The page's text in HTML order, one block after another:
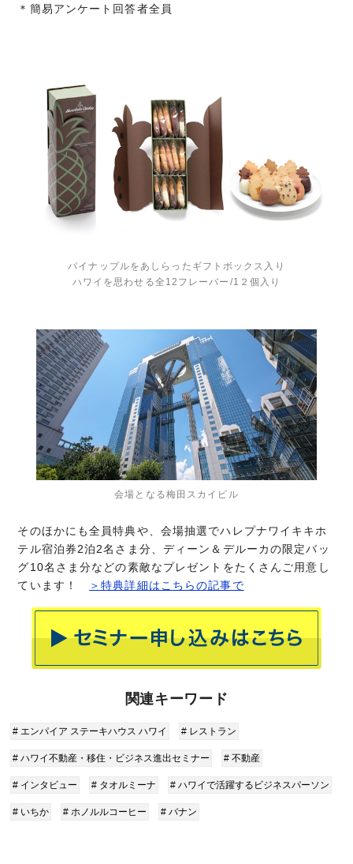
＊簡易アンケート回答者全員
パイナップルをあしらったギフトボックス入り
ハワイを思わせる全12フレーバー/1２個入り
会場となる梅田スカイビル
そのほかにも全員特典や、会場抽選でハレプナワイキキホ
テル宿泊券2泊2名さま分、ディーン＆デルーカの限定バッ
グ10名さま分などの素敵なプレゼントをたくさんご用意し
ています！
＞特典詳細はこちらの記事で
関連キーワード
# エンパイア ステーキハウス ハワイ # レストラン
# ハワイ不動産・移住・ビジネス進出セミナー # 不動産
# インタビュー # タオルミーナ # ハワイで活躍するビジネスパーソン
# いちか # ホノルルコーヒー # バナン